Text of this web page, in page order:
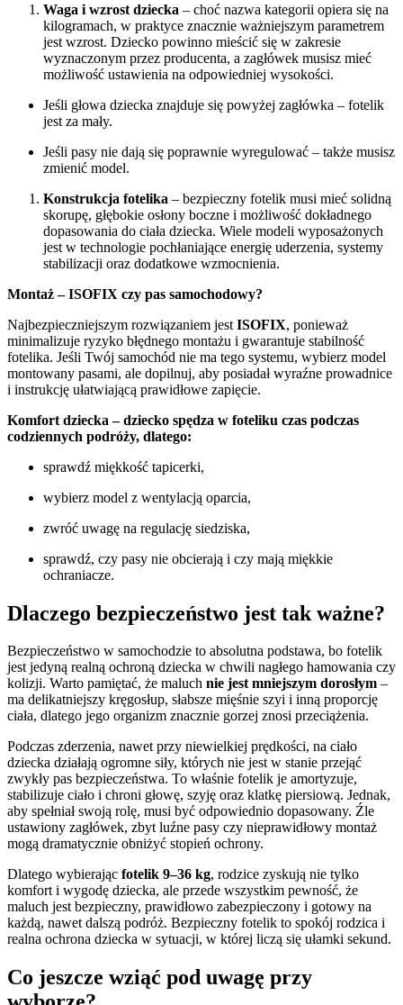
Waga i wzrost dziecka – choć nazwa kategorii opiera się na
kilogramach, w praktyce znacznie ważniejszym parametrem
jest wzrost. Dziecko powinno mieścić się w zakresie
wyznaczonym przez producenta, a zagłówek musisz mieć
możliwość ustawienia na odpowiedniej wysokości.
Jeśli głowa dziecka znajduje się powyżej zagłówka – fotelik
jest za mały.
Jeśli pasy nie dają się poprawnie wyregulować – także musisz
zmienić model.
Konstrukcja fotelika – bezpieczny fotelik musi mieć solidną
skorupę, głębokie osłony boczne i możliwość dokładnego
dopasowania do ciała dziecka. Wiele modeli wyposażonych
jest w technologie pochłaniające energię uderzenia, systemy
stabilizacji oraz dodatkowe wzmocnienia.
Montaż – ISOFIX czy pas samochodowy?
Najbezpieczniejszym rozwiązaniem jest ISOFIX, ponieważ
minimalizuje ryzyko błędnego montażu i gwarantuje stabilność
fotelika. Jeśli Twój samochód nie ma tego systemu, wybierz model
montowany pasami, ale dopilnuj, aby posiadał wyraźne prowadnice
i instrukcję ułatwiającą prawidłowe zapięcie.
Komfort dziecka – dziecko spędza w foteliku czas podczas
codziennych podróży, dlatego:
sprawdź miękkość tapicerki,
wybierz model z wentylacją oparcia,
zwróć uwagę na regulację siedziska,
sprawdź, czy pasy nie obcierają i czy mają miękkie
ochraniacze.
Dlaczego bezpieczeństwo jest tak ważne?
Bezpieczeństwo w samochodzie to absolutna podstawa, bo fotelik
jest jedyną realną ochroną dziecka w chwili nagłego hamowania czy
kolizji. Warto pamiętać, że maluch nie jest mniejszym dorosłym –
ma delikatniejszy kręgosłup, słabsze mięśnie szyi i inną proporcję
ciała, dlatego jego organizm znacznie gorzej znosi przeciążenia.
Podczas zderzenia, nawet przy niewielkiej prędkości, na ciało
dziecka działają ogromne siły, których nie jest w stanie przejąć
zwykły pas bezpieczeństwa. To właśnie fotelik je amortyzuje,
stabilizuje ciało i chroni głowę, szyję oraz klatkę piersiową. Jednak,
aby spełniał swoją rolę, musi być odpowiednio dopasowany. Źle
ustawiony zagłówek, zbyt luźne pasy czy nieprawidłowy montaż
mogą dramatycznie obniżyć stopień ochrony.
Dlatego wybierając fotelik 9–36 kg, rodzice zyskują nie tylko
komfort i wygodę dziecka, ale przede wszystkim pewność, że
maluch jest bezpieczny, prawidłowo zabezpieczony i gotowy na
każdą, nawet dalszą podróż. Bezpieczny fotelik to spokój rodzica i
realna ochrona dziecka w sytuacji, w której liczą się ułamki sekund.
Co jeszcze wziąć pod uwagę przy